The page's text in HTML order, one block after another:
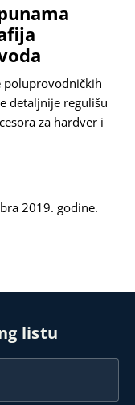
poluprovodničkih
detaljnije regulišu
za hardver i
2019. godine.
listu